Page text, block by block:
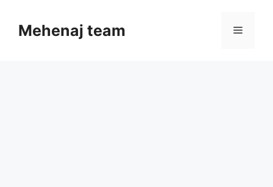
contentMehenaj team Menu